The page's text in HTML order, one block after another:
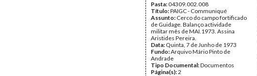
Pasta:04309.002.008
Título:PAIGC - Communiqué
Assunto: Cerco do campo fortificado
de Guidage. Balanço actividade
militar mês de MAI.1973. Assina
Aristides Pereira.
Data: Quinta, 7 de Junho de 1973
Fundo:Arquivo Mário Pinto de
Andrade
Tipo Documental:Documentos
Página(s):2